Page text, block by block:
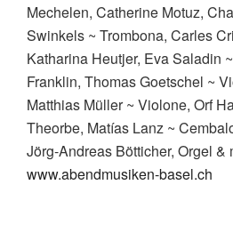
Mechelen, Catherine Motuz,
Swinkels ~ Trombona, Carles
Katharina Heutjer, Eva Saladin
Franklin, Thomas Goetschel ~
Matthias Müller ~ Violone, Orf
Theorbe, Matías Lanz ~
Jörg-Andreas Bötticher, Orgel
www.abendmusiken-basel.ch